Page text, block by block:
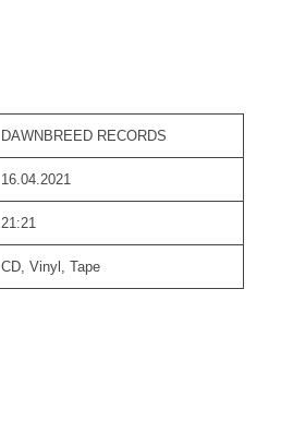
DAWNBREED RECORDS
16.04.2021
21:21
CD, Vinyl, Tape